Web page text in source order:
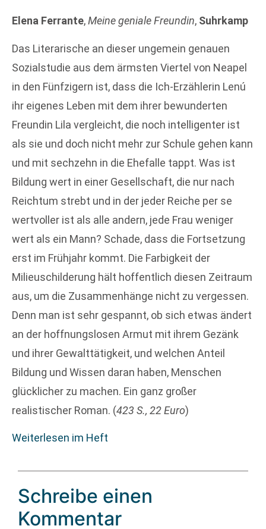
Elena Ferrante,Meine geniale Freundin, Suhrkamp
Das Literarische an dieser ungemein genauen
Sozialstudie aus dem ärmsten Viertel von Neapel
in den Fünfzigern ist, dass die Ich-Erzählerin Lenú
ihr eigenes Leben mit dem ihrer bewunderten
Freundin Lila vergleicht, die noch intelligenter ist
als sie und doch nicht mehr zur Schule gehen kann
und mit sechzehn in die Ehefalle tappt. Was ist
Bildung wert in einer Gesellschaft, die nur nach
Reichtum strebt und in der jeder Reiche per se
wertvoller ist als alle andern, jede Frau weniger
wert als ein Mann? Schade, dass die Fortsetzung
erst im Frühjahr kommt. Die Farbigkeit der
Milieuschilderung hält hoffentlich diesen Zeitraum
aus, um die Zusammenhänge nicht zu vergessen.
Denn man ist sehr gespannt, ob sich etwas ändert
an der hoffnungslosen Armut mit ihrem Gezänk
und ihrer Gewalttätigkeit, und welchen Anteil
Bildung und Wissen daran haben, Menschen
glücklicher zu machen. Ein ganz großer
realistischer Roman. (423 S., 22 Euro)
Weiterlesen im Heft
Schreibe einen
Kommentar